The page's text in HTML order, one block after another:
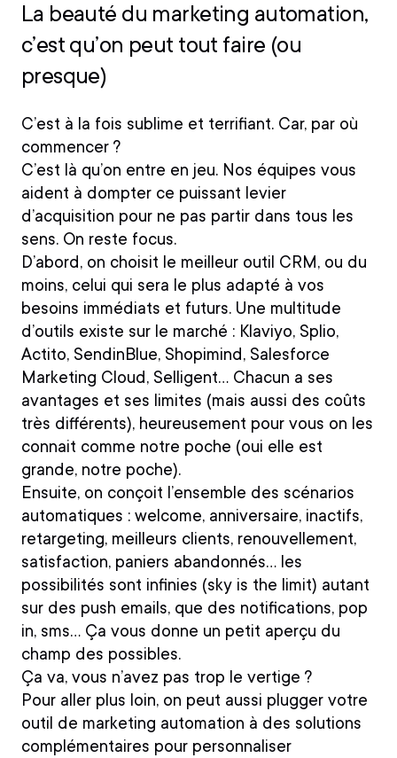
La beauté du marketing automation,
c’est qu’on peut tout faire (ou
presque)
C’est à la fois sublime et terrifiant. Car, par où
commencer ?
C’est là qu’on entre en jeu. Nos équipes vous
aident à dompter ce puissant levier
d’acquisition pour ne pas partir dans tous les
sens. On reste focus.
D’abord, on choisit le meilleur outil CRM, ou du
moins, celui qui sera le plus adapté à vos
besoins immédiats et futurs. Une multitude
d’outils existe sur le marché : Klaviyo, Splio,
Actito, SendinBlue, Shopimind, Salesforce
Marketing Cloud, Selligent… Chacun a ses
avantages et ses limites (mais aussi des coûts
très différents), heureusement pour vous on les
connait comme notre poche (oui elle est
grande, notre poche).
Ensuite, on conçoit l’ensemble des scénarios
automatiques : welcome, anniversaire, inactifs,
retargeting, meilleurs clients, renouvellement,
satisfaction, paniers abandonnés…les
possibilités sont infinies (sky is the limit) autant
sur des push emails, que des notifications, pop
in, sms… Ça vous donne un petit aperçu du
champ des possibles.
Ça va, vous n’avez pas trop le vertige ?
Pour aller plus loin, on peut aussi plugger votre
outil de marketing automation à des solutions
complémentaires pour personnaliser